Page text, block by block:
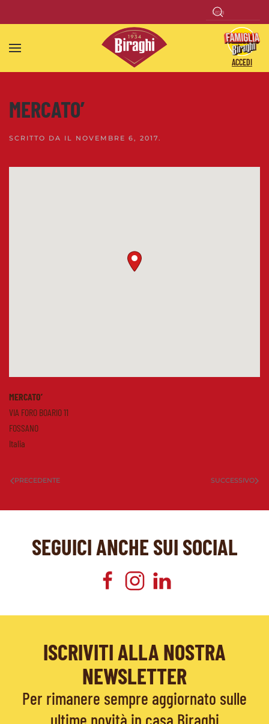
Skip to main content
ACCEDI
MERCATO’
SCRITTO DA IL NOVEMBRE 6, 2017.
MERCATO’
VIA FORO BOARIO 11
FOSSANO
Italia
PRECEDENTE SUCCESSIVO
SEGUICI ANCHE SUI SOCIAL
ISCRIVITI ALLA NOSTRA
NEWSLETTER
Per rimanere sempre aggiornato sulle
ultime novità in casa Biraghi